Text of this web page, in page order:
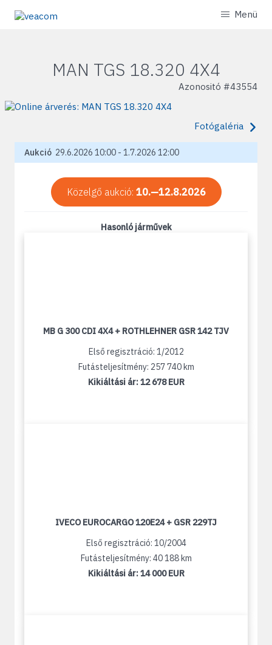
Menü
MAN TGS 18.320 4X4
Azonositó #43554
Fotógaléria
Aukció 29.6.2026 10:00 - 1.7.2026 12:00
Közelgő aukció: 10.—12.8.2026
Hasonló járművek
MB G 300 CDI 4X4 + ROTHLEHNER GSR 142 TJV
Első regisztráció: 1/2012
Futásteljesítmény: 257 740 km
Kikiáltási ár:12 678 EUR
IVECO EUROCARGO 120E24 + GSR 229TJ
Első regisztráció: 10/2004
Futásteljesítmény: 40 188 km
Kikiáltási ár:14 000 EUR